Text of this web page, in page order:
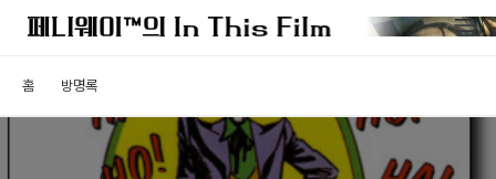
홈 방명록